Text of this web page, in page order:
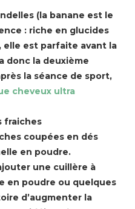
(la banane est le
: riche en glucides
est parfaite avant la
donc la deuxième
la séance de sport,
cheveux ultra
fraiches
coupées en dés
en poudre.
une cuillère à
en poudre ou quelques
d’augmenter la